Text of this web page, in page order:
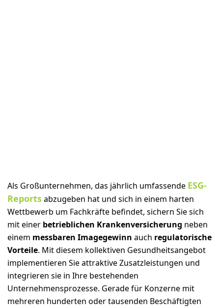
Als Großunternehmen, das jährlich umfassende ESG-
Reportsabzugeben hat und sich in einem harten
Wettbewerb um Fachkräfte befindet, sichern Sie sich
mit einer betrieblichen Krankenversicherung neben
einem messbaren Imagegewinn auch regulatorische
Vorteile. Mit diesem kollektiven Gesundheitsangebot
implementieren Sie attraktive Zusatzleistungen und
integrieren sie in Ihre bestehenden
Unternehmensprozesse. Gerade für Konzerne mit
mehreren hunderten oder tausenden Beschäftigten